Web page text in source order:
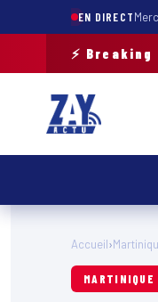
EN DIRECT
⚡ Breaking
120 infractions relevées
Accueil›
MARTINIQUE